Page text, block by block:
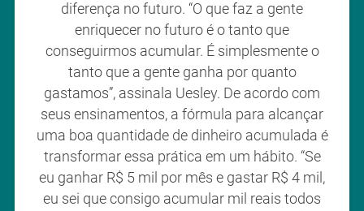
diferença no futuro. “O que faz a gente
enriquecer no futuro é o tanto que
conseguirmos acumular. É simplesmente o
tanto que a gente ganha por quanto
gastamos”, assinala Uesley. De acordo com
seus ensinamentos, a fórmula para alcançar
uma boa quantidade de dinheiro acumulada é
transformar essa prática em um hábito. “Se
eu ganhar R$ 5 mil por mês e gastar R$ 4 mil,
eu sei que consigo acumular mil reais todos